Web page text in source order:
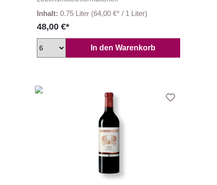
Inhalt: 0.75 Liter (64,00 €* / 1 Liter)
48,00 €*
In den Warenkorb